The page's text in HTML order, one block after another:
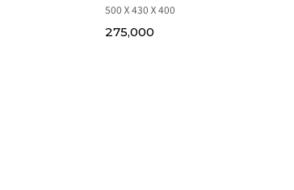
500Ⅹ430Ⅹ400
275,000